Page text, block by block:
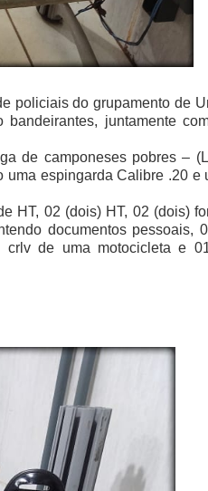
policiais do grupamento de
juntamente
de camponeses pobres –
espingarda Calibre .20 e
HT, 02 (dois) HT, 02 (dois)
documentos pessoais,
de uma motocicleta e